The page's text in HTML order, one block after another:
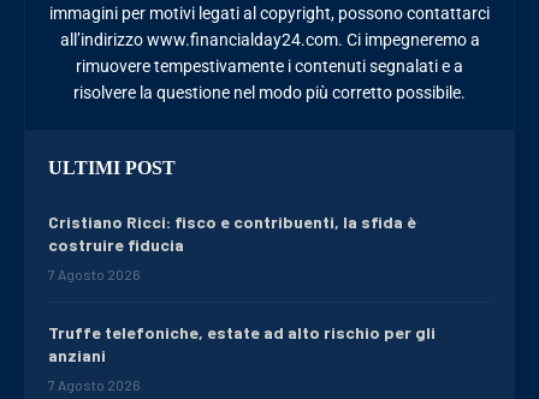
immagini per motivi legati al copyright, possono contattarci
all’indirizzo www.financialday24.com. Ci impegneremo a
rimuovere tempestivamente i contenuti segnalati e a
risolvere la questione nel modo più corretto possibile.
ULTIMI POST
Cristiano Ricci: fisco e contribuenti, la sfida è
costruire fiducia
7 Agosto 2026
Truffe telefoniche, estate ad alto rischio per gli
anziani
7 Agosto 2026